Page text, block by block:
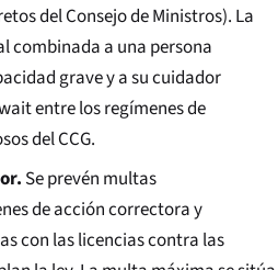
del Consejo de Ministros). La
combinada a una persona
grave y a su cuidador
entre los regímenes de
del CCG.
Se prevén multas
de acción correctora y
con las licencias contra las